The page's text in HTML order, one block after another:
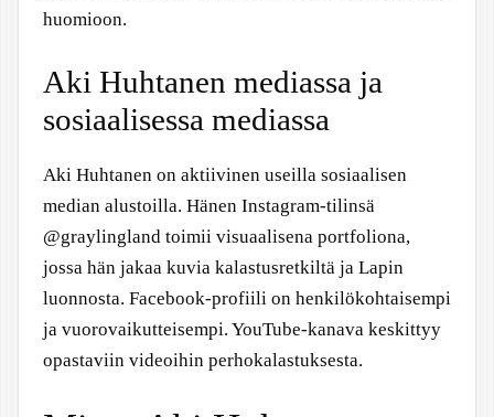
huomioon.
Aki Huhtanen mediassa ja
sosiaalisessa mediassa
Aki Huhtanen on aktiivinen useilla sosiaalisen
median alustoilla. Hänen Instagram-tilinsä
@graylingland toimii visuaalisena portfoliona,
jossa hän jakaa kuvia kalastusretkiltä ja Lapin
luonnosta. Facebook-profiili on henkilökohtaisempi
ja vuorovaikutteisempi. YouTube-kanava keskittyy
opastaviin videoihin perhokalastuksesta.